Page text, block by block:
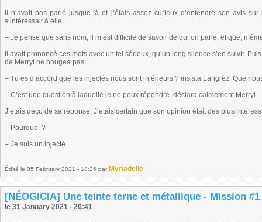
Il n’avait pas parlé jusque-là et j’étais assez curieux d’entendre son avis
s’intéressait à elle.
– Je pense que sans nom, il m’est difficile de savoir de qui on parle, et que,
Il avait prononcé ces mots avec un tel sérieux, qu’un long silence s’en suivit.
de Merryl ne bougea pas.
– Tu es d’accord que les injectés nous sont inférieurs ? insista Langrèz. Que
– C’est une question à laquelle je ne peux répondre, déclara calmement Merryl.
J’étais déçu de sa réponse. J’étais certain que son opinion était des plus
– Pourquoi ?
– Je suis un injecté.
Édité le 05 February 2021 - 18:26 par Myriadelle
[NÉOGICIA] Une teinte terne et métallique - Mission
le 31 January 2021 - 20:41